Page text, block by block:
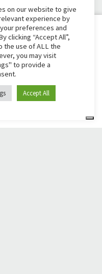
sua
ou ligue
(horário
on our website to give
experience by
preferences and
clicking “Accept All”,
the use of ALL the
you may visit
to provide a
Accept All